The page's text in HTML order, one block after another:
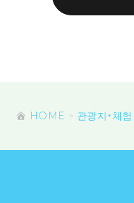
HOME 관광지・체험